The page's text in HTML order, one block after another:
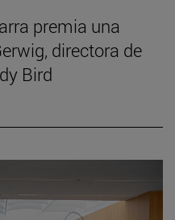
premia una
directora de
Bird